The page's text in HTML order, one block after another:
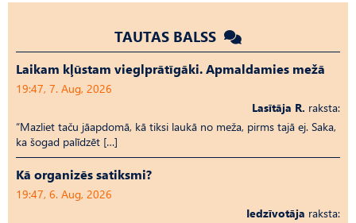
TAUTAS BALSS
Laikam kļūstam vieglprātīgāki. Apmaldamies mežā
19:47, 7. Aug, 2026
Lasītāja R. raksta:
“Mazliet taču jāapdomā, kā tiksi laukā no meža, pirms tajā ej. Saka,
ka šogad palīdzēt […]
Kā organizēs satiksmi?
19:47, 6. Aug, 2026
Iedzīvotāja raksta: